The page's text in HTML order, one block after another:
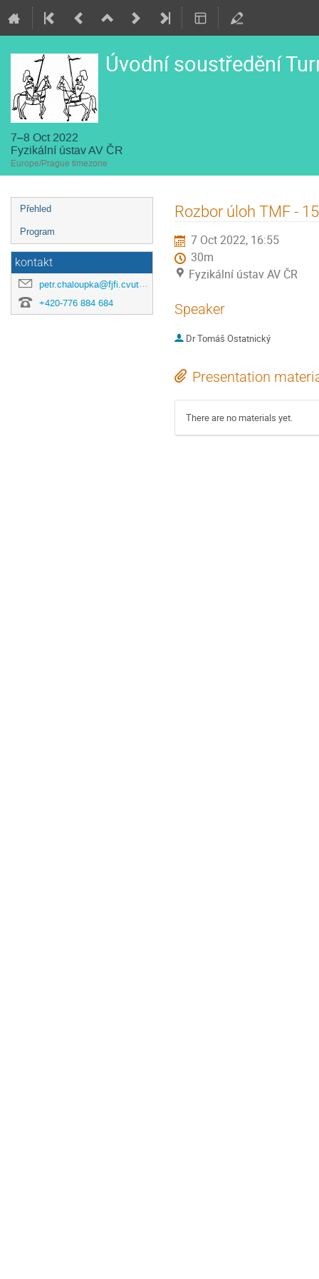
Úvodní soustředění
7–8 Oct 2022
Fyzikální ústav AV ČR
Europe/Prague timezone
Event
menu
Přehled
Program
kontakt
petr.chaloupka@fjfi.cvut.cz
+420-776 884 684
Rozbor úloh TMF -
7 Oct 2022, 16:55
30m
Fyzikální ústav AV ČR
Speaker
DrTomáš Ostatnický
Presentation
There are no materials yet.